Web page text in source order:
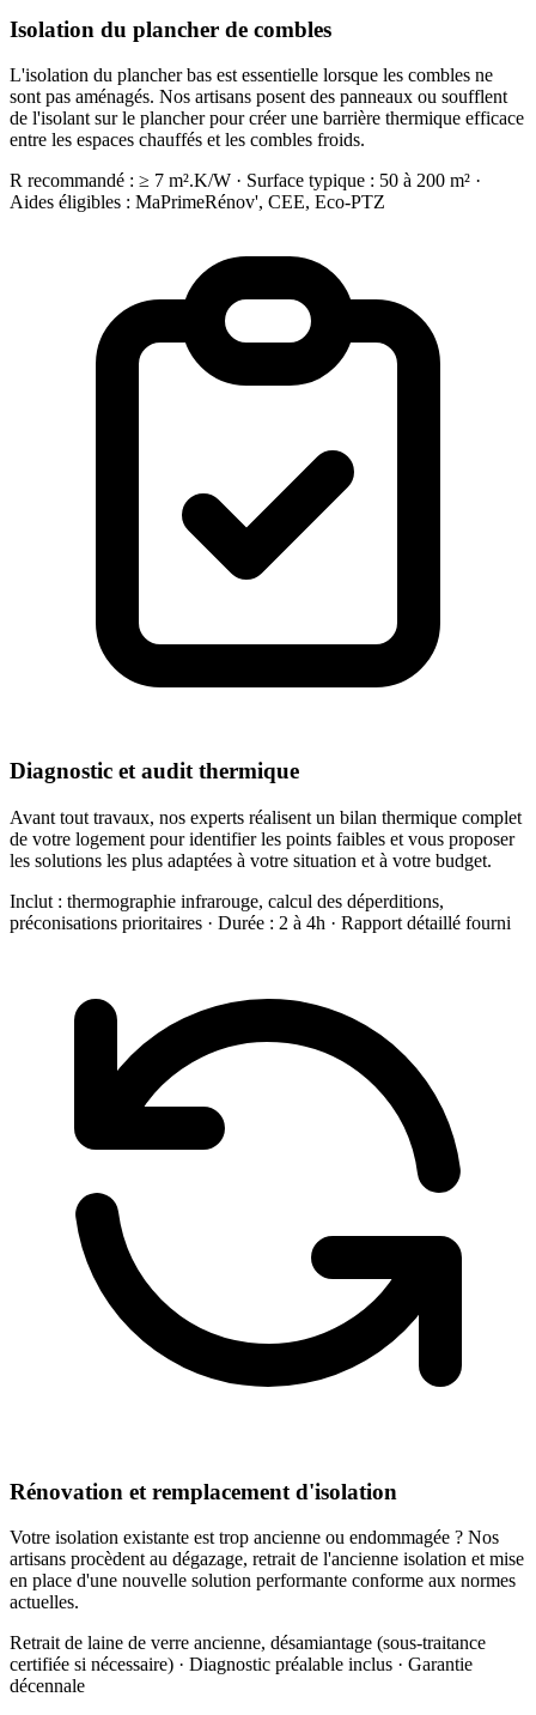
Isolation du plancher de combles
L'isolation du plancher bas est essentielle lorsque les combles ne
sont pas aménagés. Nos artisans posent des panneaux ou soufflent
de l'isolant sur le plancher pour créer une barrière thermique efficace
entre les espaces chauffés et les combles froids.
R recommandé : ≥ 7 m².K/W · Surface typique : 50 à 200 m² ·
Aides éligibles : MaPrimeRénov', CEE, Eco-PTZ
Diagnostic et audit thermique
Avant tout travaux, nos experts réalisent un bilan thermique complet
de votre logement pour identifier les points faibles et vous proposer
les solutions les plus adaptées à votre situation et à votre budget.
Inclut : thermographie infrarouge, calcul des déperditions,
préconisations prioritaires · Durée : 2 à 4h · Rapport détaillé fourni
Rénovation et remplacement d'isolation
Votre isolation existante est trop ancienne ou endommagée ? Nos
artisans procèdent au dégazage, retrait de l'ancienne isolation et mise
en place d'une nouvelle solution performante conforme aux normes
actuelles.
Retrait de laine de verre ancienne, désamiantage (sous-traitance
certifiée si nécessaire) · Diagnostic préalable inclus · Garantie
décennale